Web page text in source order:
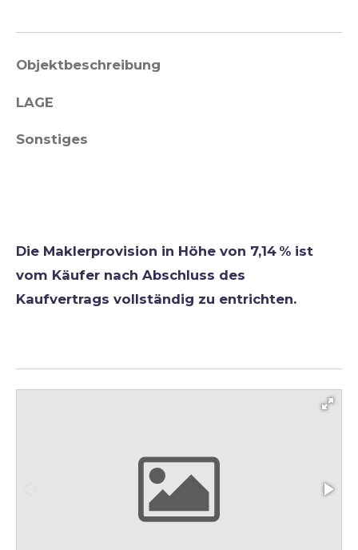
Objektbeschreibung
LAGE
Sonstiges
Die Maklerprovision in Höhe von 7,14 % ist
vom Käufer nach Abschluss des
Kaufvertrags vollständig zu entrichten.